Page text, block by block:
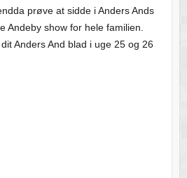
prøve at sidde i Anders Ands
Andeby show for hele familien.
Anders And blad i uge 25 og 26